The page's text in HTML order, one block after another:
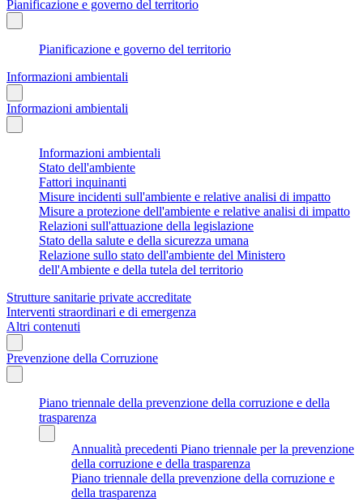
Pianificazione e governo del territorio
Pianificazione e governo del territorio
Informazioni ambientali
Informazioni ambientali
Informazioni ambientali
Stato dell'ambiente
Fattori inquinanti
Misure incidenti sull'ambiente e relative analisi di impatto
Misure a protezione dell'ambiente e relative analisi di impatto
Relazioni sull'attuazione della legislazione
Stato della salute e della sicurezza umana
Relazione sullo stato dell'ambiente del Ministero
dell'Ambiente e della tutela del territorio
Strutture sanitarie private accreditate
Interventi straordinari e di emergenza
Altri contenuti
Prevenzione della Corruzione
Piano triennale della prevenzione della corruzione e della
trasparenza
Annualità precedenti Piano triennale per la prevenzione
della corruzione e della trasparenza
Piano triennale della prevenzione della corruzione e
della trasparenza